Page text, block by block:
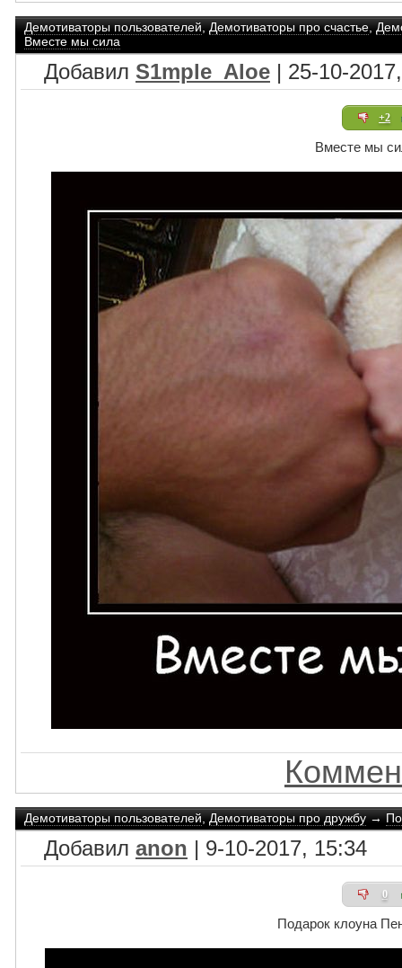
Демотиваторы пользователей,Демотиваторы про счастье,
Вместе мы сила
Добавил S1mple_Aloe | 25-10-
+2
Вместе мы
Демотиваторы пользователей,Демотиваторы про дружбу→
Добавил anon | 9-10-2017, 15:34
0
Подарок клоуна